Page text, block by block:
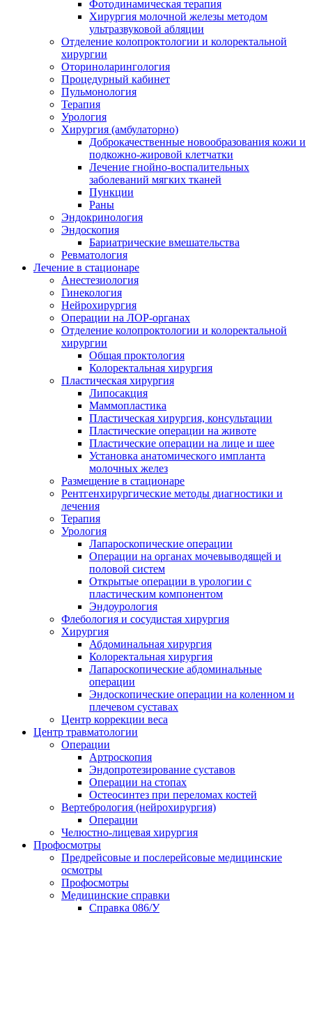
Фотодинамическая терапия
Хирургия молочной железы методом
ультразвуковой абляции
Отделение колопроктологии и колоректальной
хирургии
Оториноларингология
Процедурный кабинет
Пульмонология
Терапия
Урология
Хирургия (амбулаторно)
Доброкачественные новообразования кожи и
подкожно-жировой клетчатки
Лечение гнойно-воспалительных
заболеваний мягких тканей
Пункции
Раны
Эндокринология
Эндоскопия
Бариатрические вмешательства
Ревматология
Лечение в стационаре
Анестезиология
Гинекология
Нейрохирургия
Операции на ЛОР-органах
Отделение колопроктологии и колоректальной
хирургии
Общая проктология
Колоректальная хирургия
Пластическая хирургия
Липосакция
Маммопластика
Пластическая хирургия, консультации
Пластические операции на животе
Пластические операции на лице и шее
Установка анатомического импланта
молочных желез
Размещение в стационаре
Рентгенхирургические методы диагностики и
лечения
Терапия
Урология
Лапароскопические операции
Операции на органах мочевыводящей и
половой систем
Открытые операции в урологии с
пластическим компонентом
Эндоурология
Флебология и сосудистая хирургия
Хирургия
Абдоминальная хирургия
Колоректальная хирургия
Лапароскопические абдоминальные
операции
Эндоскопические операции на коленном и
плечевом суставах
Центр коррекции веса
Центр травматологии
Операции
Артроскопия
Эндопротезирование суставов
Операции на стопах
Остеосинтез при переломах костей
Вертебрология (нейрохирургия)
Операции
Челюстно-лицевая хирургия
Профосмотры
Предрейсовые и послерейсовые медицинские
осмотры
Профосмотры
Медицинские справки
Справка 086/У